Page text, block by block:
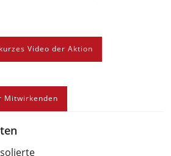
Video der Aktion
Mitwirkenden